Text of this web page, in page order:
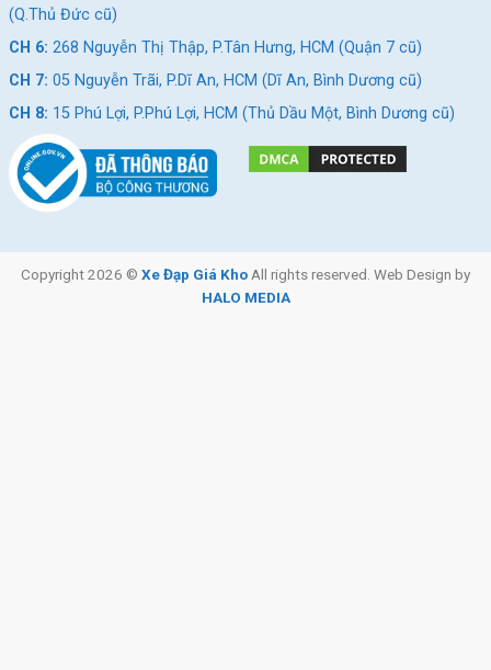
(Q.Thủ Đức cũ)
CH 6: 268 Nguyễn Thị Thập, P.Tân Hưng, HCM (Quận 7 cũ)
CH 7: 05 Nguyễn Trãi, P.Dĩ An, HCM (Dĩ An, Bình Dương cũ)
CH 8: 15 Phú Lợi, P.Phú Lợi, HCM (Thủ Dầu Một, Bình Dương cũ)
Copyright 2026 © Xe Đạp Giá KhoAll rights reserved. Web Design by
HALO MEDIA